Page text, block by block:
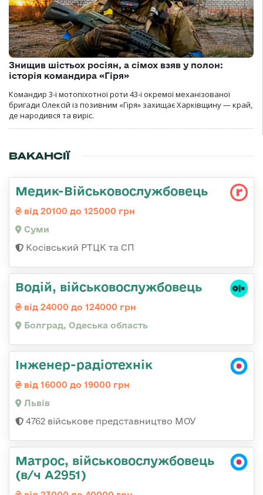
Знищив шістьох росіян, а сімох взяв у полон:
історія командира «Гіря»
Командир 3-ї мотопіхотної роти 43-ї окремої механізованої
бригади Олексій із позивним «Гіря» захищає Харківщину — край,
де народився та виріс.
ВАКАНСІЇ
Медик-Військовослужбовець
від 20100 до 125000 грн
Суми
Косівський РТЦК та СП
Водій, військовослужбовець
від 24000 до 124000 грн
Болград, Одеська область
Інженер-радіотехнік
від 16000 до 19000 грн
Львів
4762 військове представництво МОУ
Матрос, військовослужбовець
(в/ч А2951)